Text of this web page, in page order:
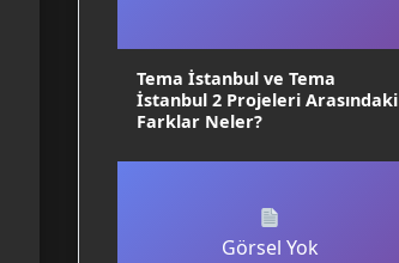
Tema İstanbul ve Tema
İstanbul 2 Projeleri Arasındaki
Farklar Neler?
Görsel Yok